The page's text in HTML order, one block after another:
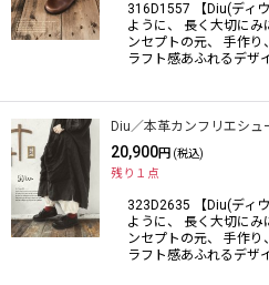
並び順:
絞り込
316D1557 【Diu(ディ
ように、 長く大切にみ
ンセプトの元、 手作
ラフト感あふれるデザ
Diu／本革カンフリエシュ
20,900円 (税込)
残り１点
323D2635 【Diu(ディ
ように、 長く大切にみ
ンセプトの元、 手作
ラフト感あふれるデザ